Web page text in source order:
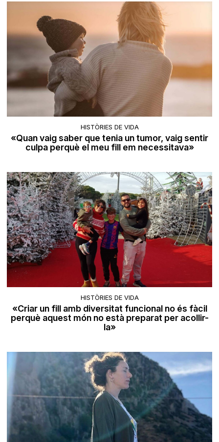
HISTÒRIES DE VIDA
«Quan vaig saber que tenia un tumor, vaig sentir
culpa perquè el meu fill em necessitava»
HISTÒRIES DE VIDA
«Criar un fill amb diversitat funcional no és fàcil
perquè aquest món no està preparat per acollir-
la»